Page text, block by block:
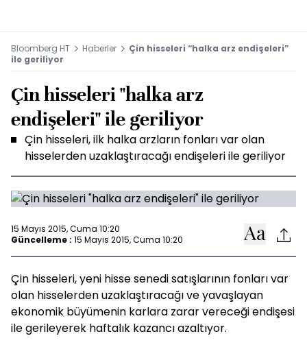
Bloomberg HT Haberler
Çin hisseleri “halka arz endişeleri”
ile geriliyor
Çin hisseleri "halka arz
endişeleri" ile geriliyor
Çin hisseleri, ilk halka arzların fonları var olan
hisselerden uzaklaştıracağı endişeleri ile geriliyor
15 Mayıs 2015, Cuma 10:20
Güncelleme : 15 Mayıs 2015, Cuma 10:20
Çin hisseleri, yeni hisse senedi satışlarının fonları var
olan hisselerden uzaklaştıracağı ve yavaşlayan
ekonomik büyümenin karlara zarar vereceği endişesi
ile gerileyerek haftalık kazancı azaltıyor.